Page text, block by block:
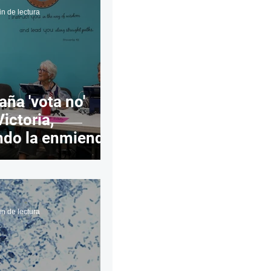
Calles
'vota no'
la enmienda
por un
de lectura
de lectura